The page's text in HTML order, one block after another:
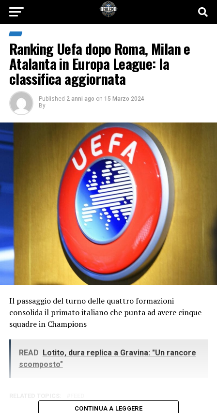
Ranking Uefa dopo Roma, Milan e
Atalanta in Europa League: la
classifica aggiornata
Published 2 anni ago on 15 Marzo 2024
By
Il passaggio del turno delle quattro formazioni
consolida il primato italiano che punta ad avere cinque
squadre in Champions
READ Lotito, dura replica a Gravina: "Un rancore
scomposto"
CONTINUA A LEGGERE